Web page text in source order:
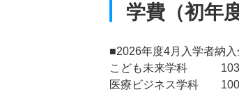
学費（初年
■2026年度4月入学者納入
こども未来学科 103
医療ビジネス学科 100